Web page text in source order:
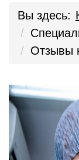
Вы здесь:
Отзывы